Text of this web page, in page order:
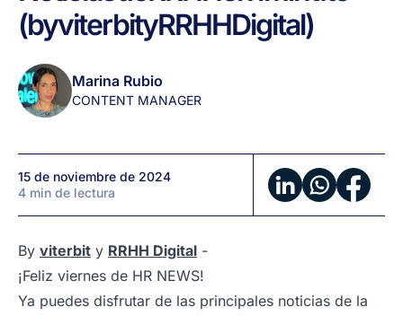
de
noviembre:
de
RRHH
en
minuto
(by
viterbit
RRHH
Digital)
(byviterbityRRHHDigital)
Marina Rubio
CONTENT MANAGER
15 de noviembre de 2024
4 min de lectura
By viterbit y RRHH Digital -
¡Feliz viernes de HR NEWS!
Ya puedes disfrutar de las principales noticias de la